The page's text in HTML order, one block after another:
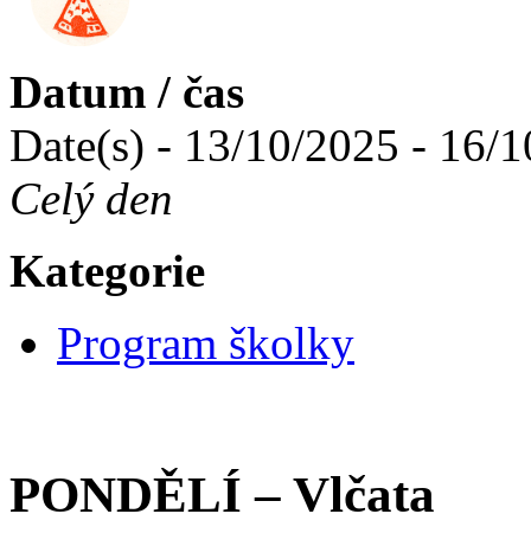
Datum / čas
Date(s) - 13/10/2025 - 16/
Celý den
Kategorie
Program školky
PONDĚLÍ – Vlčata